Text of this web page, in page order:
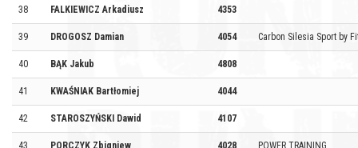
38 FALKIEWICZ Arkadiusz 4353
39 DROGOSZ Damian 4054 Carbon Silesia Sport by
40 BĄK Jakub 4808
41 KWAŚNIAK Bartłomiej 4044
42 STAROSZYŃSKI Dawid 4107
43 PORCZYK Zbigniew 4028 POWER TRAINING